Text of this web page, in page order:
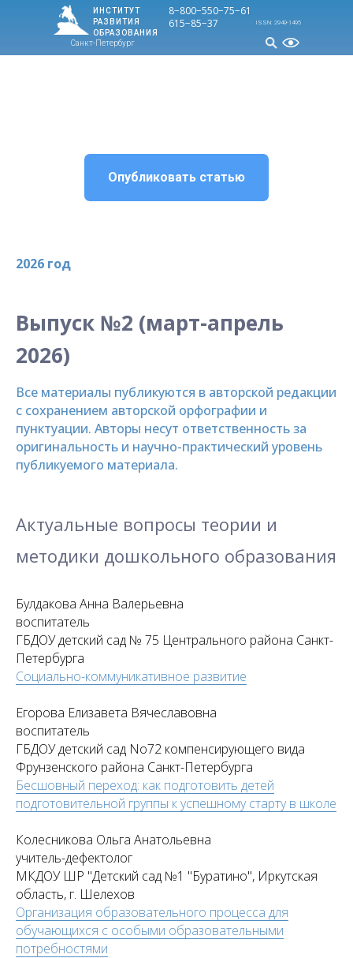
8−800−550−75−61
ИНСТИТУТ
РАЗВИТИЯ
ОБРАЗОВАНИЯ
Санкт-Петербург
615−85−37 ISSN: 2949-1495
Опубликовать статью
2026 год
Выпуск №2 (март-апрель
2026)
Все материалы публикуются в авторской редакции
с сохранением авторской орфографии и
пунктуации. Авторы несут ответственность за
оригинальность и научно-практический уровень
публикуемого материала.
Актуальные вопросы теории и
методики дошкольного образования
Булдакова Анна Валерьевна
воспитатель
ГБДОУ детский сад № 75 Центрального района Санкт-
Петербурга
Социально-коммуникативное развитие
Егорова Елизавета Вячеславовна
воспитатель
ГБДОУ детский сад No72 компенсирующего вида
Фрунзенского района Санкт-Петербурга
Бесшовный переход: как подготовить детей
подготовительной группы к успешному старту в школе
Колесникова Ольга Анатольевна
учитель-дефектолог
МКДОУ ШР "Детский сад №1 "Буратино", Иркутская
область, г. Шелехов
Организация образовательного процесса для
обучающихся с особыми образовательными
потребностями